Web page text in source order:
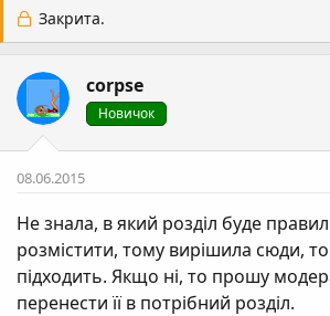
т
о
т
е
и
а
т
в
о
р
н
я
Закрита.
corpse
Новичок
08.06.2015
Не знала, в який розділ буде
розмістити, тому вирішила сюди,
підходить. Якщо ні, то прошу
перенести її в потрібний розділ.